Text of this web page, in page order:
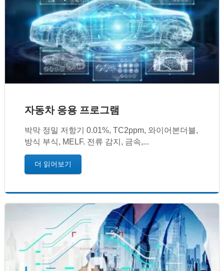
자동차 응용 프로그램
박막 정밀 저항기 0.01%, TC2ppm, 와이어본더블,
방식 부식, MELF. 전류 감지, 금속,...
더 읽어보기